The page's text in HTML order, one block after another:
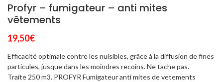
Profyr – fumigateur – anti mites
vêtements
19,50€
Efficacité optimale contre les nuisibles, grâce à la diffusion de fines
particules, jusque dans les moindres recoins. Ne tache pas.
Traite 250 m3. PROFYR Fumigateur anti mites de vetements